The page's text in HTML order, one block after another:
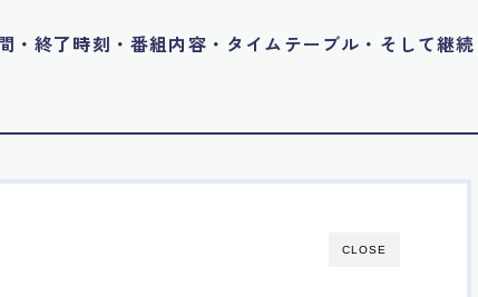
・終了時刻・番組内容・タイムテーブル・そして継続
CLOSE